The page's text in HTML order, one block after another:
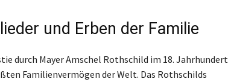
und Erben der Familie
durch Mayer Amschel Rothschild im 18. Jahrhundert
Familienvermögen der Welt. Das Rothschilds